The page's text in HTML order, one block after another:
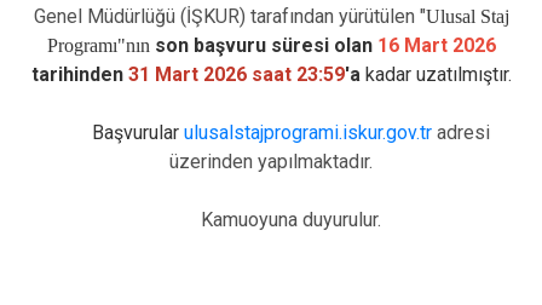
Genel Müdürlüğü (İŞKUR) tarafından yürütülen "Ulusal Staj
Programı"nınson başvuru süresi olan 16 Mart 2026
tarihinden 31 Mart 2026 saat 23:59'akadar uzatılmıştır.
Başvurular ulusalstajprogrami.iskur.gov.tradresi
üzerinden yapılmaktadır.
Kamuoyuna duyurulur.